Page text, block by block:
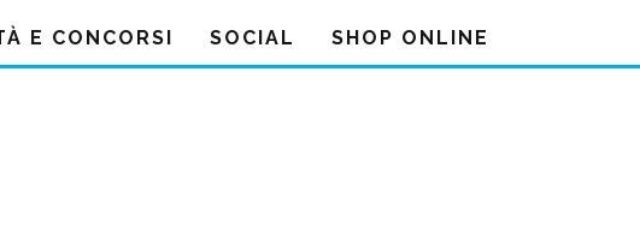
E CONCORSI SOCIAL SHOP ONLINE